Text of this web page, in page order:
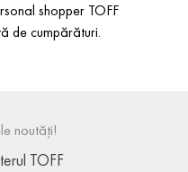
shopper TOFF
de cumpărături.
noutăți!
TOFF